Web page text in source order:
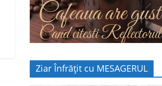
Cafeaua are gust
Cand citesti Reflectorul
Ziar Înfrățit cu MESAGERUL